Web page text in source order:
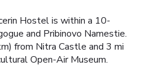
Hostel is within a 10-
and Pribinovo Namestie.
from Nitra Castle and 3 mi
Open-Air Museum.